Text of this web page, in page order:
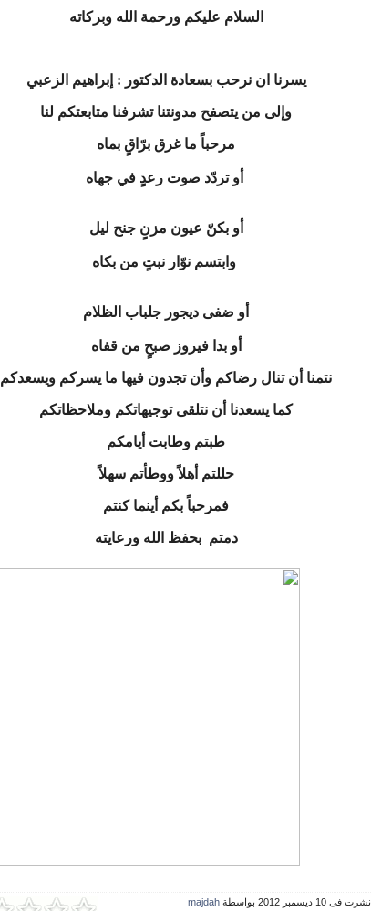
السلام عليكم ورحمة الله وبركاته
يسرنا ان نرحب بسعادة الدكتور : إبراهيم الزعبي
وإلى من يتصفح مدونتنا تشرفنا متابعتكم لنا
مرحباً ما غرق برّاقٍ بماه
أو تردّد صوت رعدٍ في جهاه
أو بكنّ عيون مزنٍ جنح ليل
وابتسم نوّار نبتٍ من بكاه
أو ضفى ديجور جلباب الظلام
أو بدا فيروز صبحٍ من قفاه
نتمنا أن تنال رضاكم وأن تجدون فيها ما يسركم ويسعدكم
كما يسعدنا أن نتلقى توجيهاتكم وملاحظاتكم
طبتم وطابت أيامكم
حللتم أهلاً ووطأتم سهلاً
فمرحباً بكم أينما كنتم
دمتم بحفظ الله ورعايته
نشرت فى 10 ديسمبر 2012 بواسطة majdah